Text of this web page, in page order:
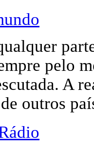
pelo
A
outros